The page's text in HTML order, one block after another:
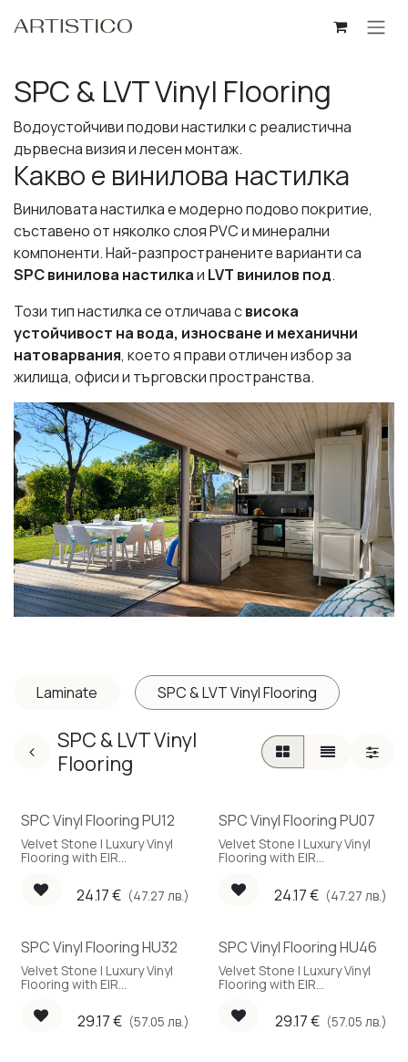
SPC & LVT Vinyl Flooring
Водоустойчиви подови настилки с реалистична
дървесна визия и лесен монтаж.
Какво е винилова настилка
Виниловата настилка е модерно подово покритие,
съставено от няколко слоя PVC и минерални
компоненти. Най-разпространените варианти са
SPC винилова настилкаи LVT винилов под.
Този тип настилка се отличава свисока
устойчивост на вода, износване и механични
натоварвания, което я прави отличен избор за
жилища, офиси и търговски пространства.
Laminate SPC & LVT Vinyl Flooring
SPC & LVT Vinyl
Flooring
SPC Vinyl Flooring PU12
Velvet Stone | Luxury Vinyl
Flooring with EIR
embossing
24.17€ (47.27 лв.)
SPC Vinyl Flooring PU07
Velvet Stone | Luxury Vinyl
Flooring with EIR
embossing
24.17€ (47.27 лв.)
SPC Vinyl Flooring HU32
Velvet Stone | Luxury Vinyl
Flooring with EIR
embossing
29.17€ (57.05 лв.)
SPC Vinyl Flooring HU46
Velvet Stone | Luxury Vinyl
Flooring with EIR
embossing
29.17€ (57.05 лв.)